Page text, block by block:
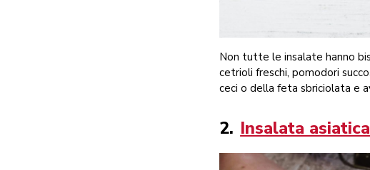
Non tutte le insalate hanno
cetrioli freschi, pomodori
ceci o della feta sbriciolata e
2. Insalata